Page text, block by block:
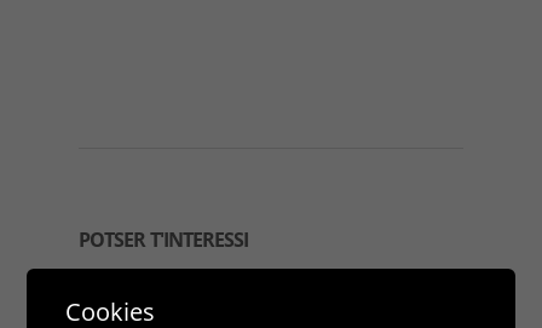
POTSER T'INTERESSI
Cookies